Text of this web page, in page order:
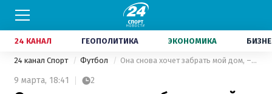
24 КАНАЛ ГЕОПОЛИТИКА ЭКОНОМИКА
24 канал Спорт Футбол Она снова хочет забрать мой дом, – Срна о третьей войне в своей жизни
9 марта, 18:41 2